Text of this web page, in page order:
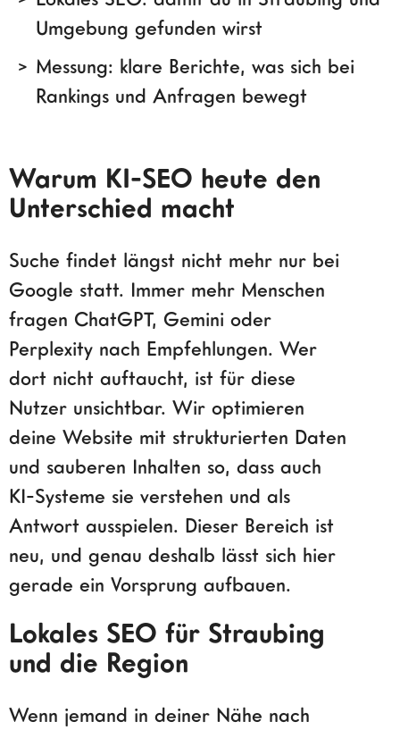
Umgebung gefunden wirst
Messung: klare Berichte, was sich bei
Rankings und Anfragen bewegt
Warum KI-SEO heute den
Unterschied macht
Suche findet längst nicht mehr nur bei
Google statt. Immer mehr Menschen
fragen ChatGPT, Gemini oder
Perplexity nach Empfehlungen. Wer
dort nicht auftaucht, ist für diese
Nutzer unsichtbar. Wir optimieren
deine Website mit strukturierten Daten
und sauberen Inhalten so, dass auch
KI-Systeme sie verstehen und als
Antwort ausspielen. Dieser Bereich ist
neu, und genau deshalb lässt sich hier
gerade ein Vorsprung aufbauen.
Lokales SEO für Straubing
und die Region
Wenn jemand in deiner Nähe nach